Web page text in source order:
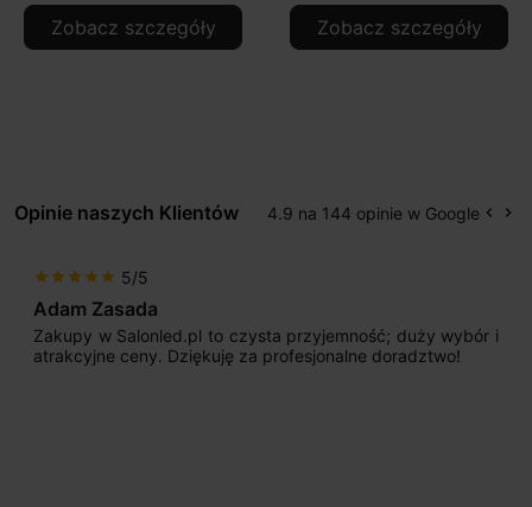
Zobacz szczegóły Zobacz szczegóły
Opinie naszych Klientów 4.9 na 144 opinie w Google keyboard_arrow_left keyboard_arrow_right
duży wybór i
doradztwo!
Jestem bardzo zadowolony. Przede
początku uderzyło mnie